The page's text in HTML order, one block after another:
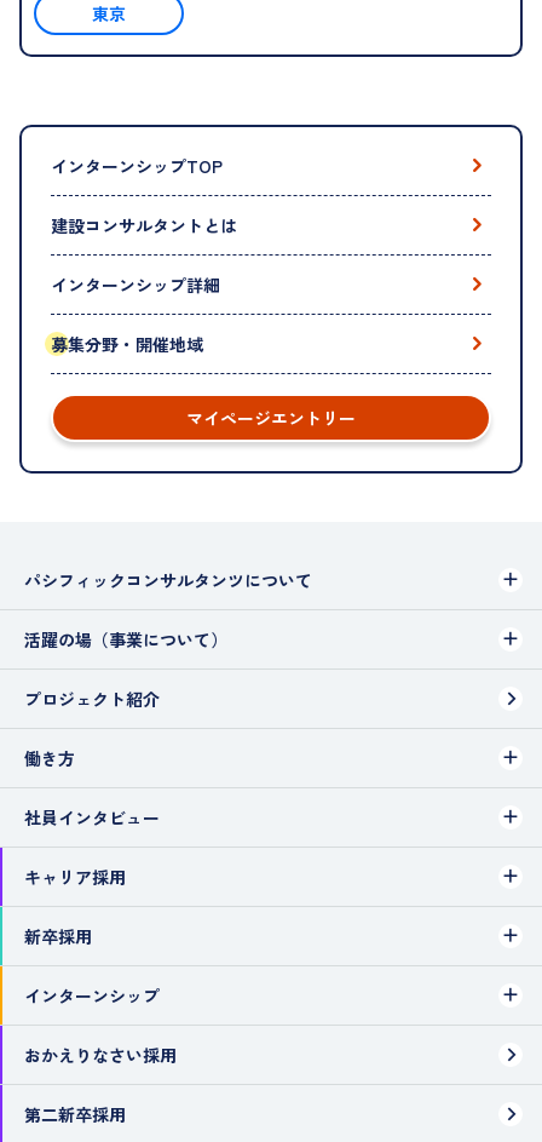
東京
インターンシップTOP
建設コンサルタントとは
インターンシップ詳細
募集分野・開催地域
マイページエントリー
パシフィックコンサルタンツについて
活躍の場（事業について）
プロジェクト紹介
働き方
社員インタビュー
キャリア採用
新卒採用
インターンシップ
おかえりなさい採用
第二新卒採用